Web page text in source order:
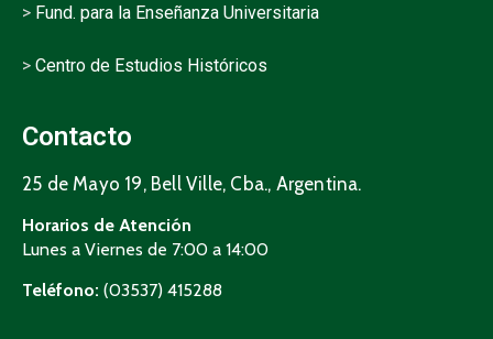
> Fund. para la Enseñanza Universitaria
> Centro de Estudios Históricos
Contacto
25 de Mayo 19, Bell Ville, Cba., Argentina.
Horarios de Atención
Lunes a Viernes de 7:00 a 14:00
Teléfono: (03537) 415288